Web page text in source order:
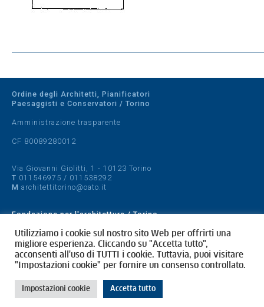
Ordine degli Architetti, Pianificatori
Paesaggisti e Conservatori / Torino
Amministrazione trasparente
CF 80089280012
Via Giovanni Giolitti, 1 - 10123 Torino
T 011546975 / 011538292
M architettitorino@oato.it
Fondazione per l'architettura / Torino
Designed by quattrolinee.it
Cookie Policy
Privacy Policy
Utilizziamo i cookie sul nostro sito Web per offrirti una
migliore esperienza. Cliccando su "Accetta tutto",
acconsenti all'uso di TUTTI i cookie. Tuttavia, puoi visitare
"Impostazioni cookie" per fornire un consenso controllato.
Impostazioni cookie Accetta tutto